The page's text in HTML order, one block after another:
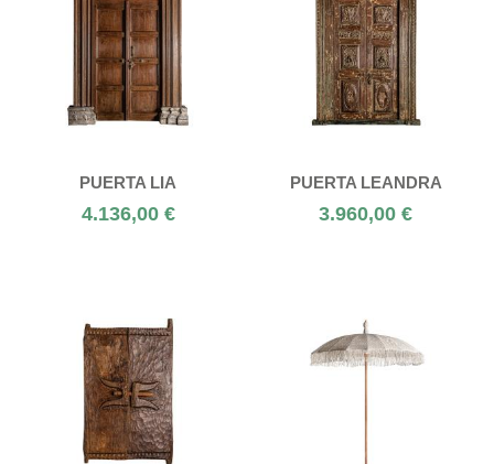
PUERTA LIA
4.136,00 €
PUERTA LEANDRA
3.960,00 €